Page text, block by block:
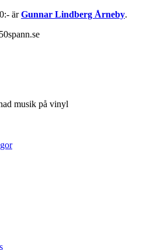
ärGunnar Lindberg Årneby.
musik på vinyl